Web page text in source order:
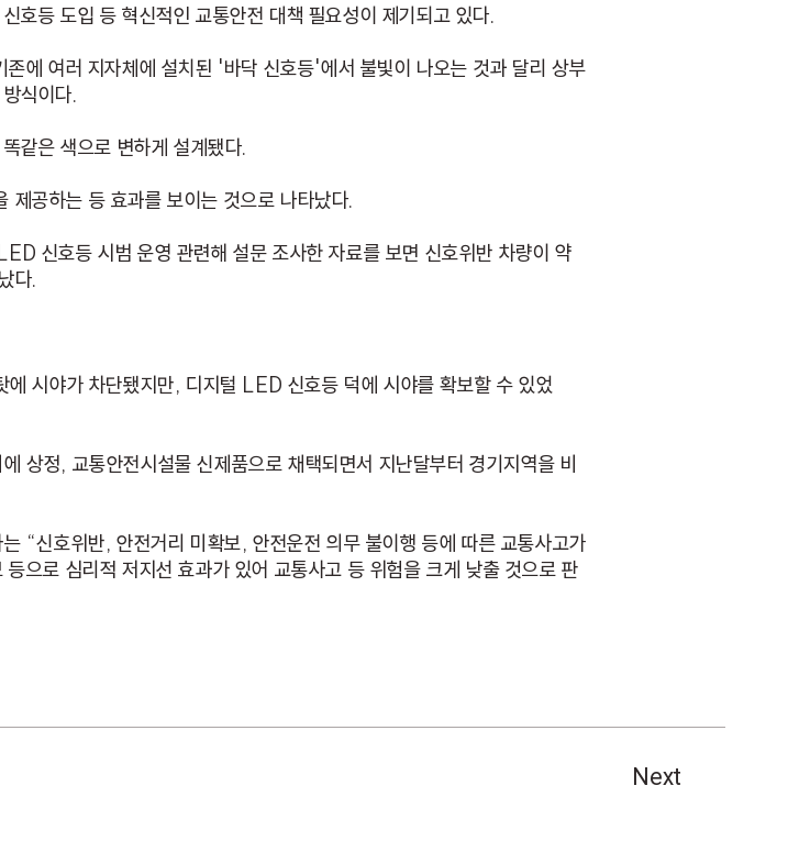
호등 도입 등 혁신적인 교통안전 대책 필요성이 제기되고 있다.
에 여러 지자체에 설치된 '바닥 신호등'에서 불빛이 나오는 것과 달리 상부
식이다.
같은 색으로 변하게 설계됐다.
제공하는 등 효과를 보이는 것으로 나타났다.
신호등 시범 운영 관련해 설문 조사한 자료를 보면 신호위반 차량이 약
다.
시야가 차단됐지만, 디지털 LED 신호등 덕에 시야를 확보할 수 있었
상정, 교통안전시설물 신제품으로 채택되면서 지난달부터 경기지역을 비
“신호위반, 안전거리 미확보, 안전운전 의무 불이행 등에 따른 교통사고가
으로 심리적 저지선 효과가 있어 교통사고 등 위험을 크게 낮출 것으로 판
Next